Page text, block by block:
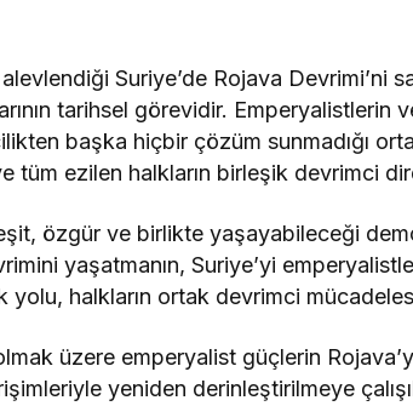
Suriye’de Rojava Devrimi’ni
tarihsel görevidir. Emperyalistlerin
başka hiçbir çözüm sunmadığı
tüm ezilen halkların birleşik devrimci
özgür ve birlikte yaşayabileceği
yaşatmanın, Suriye’yi
yolu, halkların ortak devrimci
üzere emperyalist güçlerin
yeniden derinleştirilmeye